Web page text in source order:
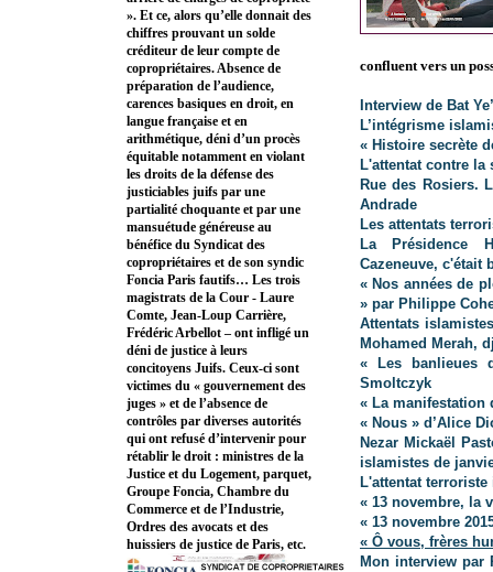
confluent vers un
Interview de Bat
L’intégrisme
« Histoire secrète
L'attentat contre la
Rue des Rosiers.
Andrade
Les attentats
La Présidence
Cazeneuve, c'était
« Nos années de
» par Philippe
Attentats
Mohamed Merah,
« Les banlieues
Smoltczyk
« La manifestation
« Nous » d’Alice
Nezar Mickaël
islamistes de
L'attentat
« 13 novembre, la
« 13 novembre
« Ô vous, frères
Mon interview par
». Et ce, alors qu’elle donnait des
chiffres prouvant un solde
créditeur de leur compte de
copropriétaires. Absence de
préparation de l’audience,
carences basiques en droit, en
langue française et en
arithmétique, déni d’un procès
équitable notamment en violant
les droits de la défense des
justiciables juifs par une
partialité choquante et par une
mansuétude généreuse au
bénéfice du Syndicat des
copropriétaires et de son syndic
Foncia Paris fautifs… Les trois
magistrats de la Cour - Laure
Comte, Jean-Loup Carrière,
Frédéric Arbellot – ont infligé un
déni de justice à leurs
concitoyens Juifs. Ceux-ci sont
victimes du « gouvernement des
juges » et de l’absence de
contrôles par diverses autorités
qui ont refusé d’intervenir pour
rétablir le droit : ministres de la
Justice et du Logement, parquet,
Groupe Foncia, Chambre du
Commerce et de l’Industrie,
Ordres des avocats et des
huissiers de justice de Paris, etc.